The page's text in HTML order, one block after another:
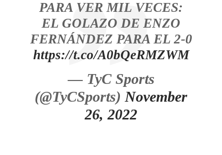
PARA VER MIL VECES:
EL GOLAZO DE ENZO
FERNÁNDEZ PARA EL 2-0
https://t.co/A0bQeRMZWM
— TyC Sports
(@TyCSports) November
26, 2022